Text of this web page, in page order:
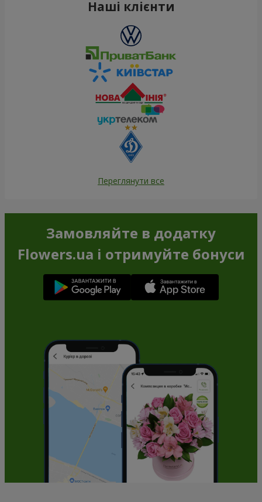
Наші клієнти
Переглянути все
Замовляйте в додатку
Flowers.ua і отримуйте бонуси